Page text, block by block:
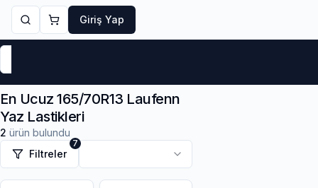
Giriş Yap
En Ucuz 165/70R13 Laufenn
Yaz Lastikleri
2 ürün bulundu
Filtreler
7